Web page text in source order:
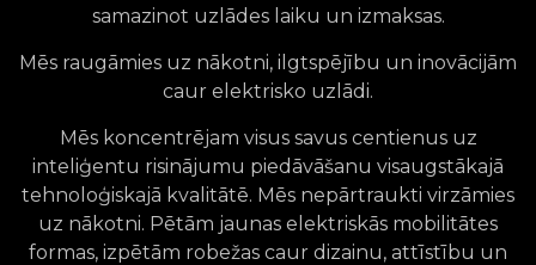
samazinot uzlādes laiku un izmaksas.
Mēs raugāmies uz nākotni, ilgtspējību un inovācijām
caur elektrisko uzlādi.
Mēs koncentrējam visus savus centienus uz
inteliģentu risinājumu piedāvāšanu visaugstākajā
tehnoloģiskajā kvalitātē. Mēs nepārtraukti virzāmies
uz nākotni. Pētām jaunas elektriskās mobilitātes
formas, izpētām robežas caur dizainu, attīstību un